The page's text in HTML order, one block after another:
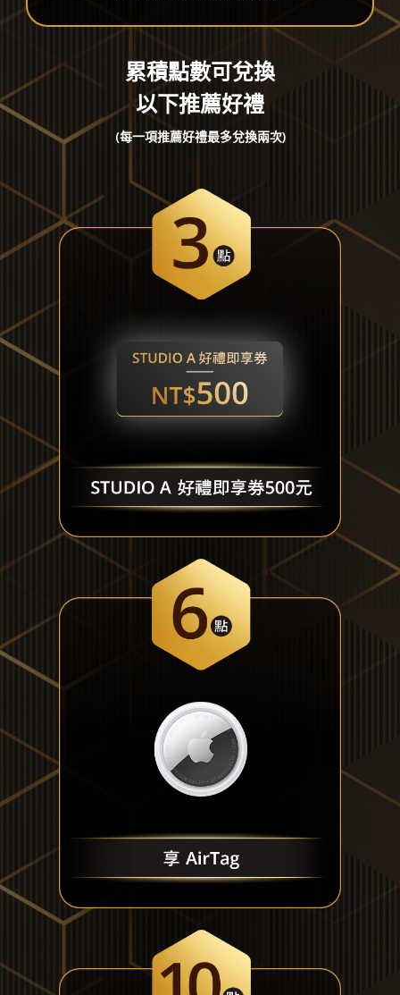
累積點數可兌換
以下推薦好禮
(每一項推薦好禮最多兌換兩次)